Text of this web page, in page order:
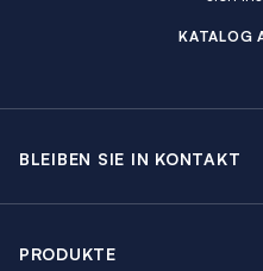
KATALOG
BLEIBEN SIE IN KONTAKT
PRODUKTE